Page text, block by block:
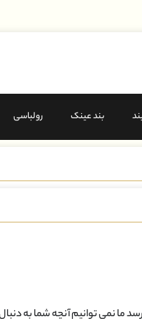
بند عینک رولباسی
ما نمی توانیم آنچه شما به